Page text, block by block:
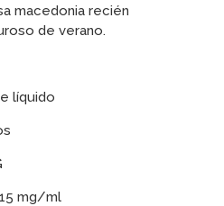
macedonia recién
de verano.
líquido
mg/ml